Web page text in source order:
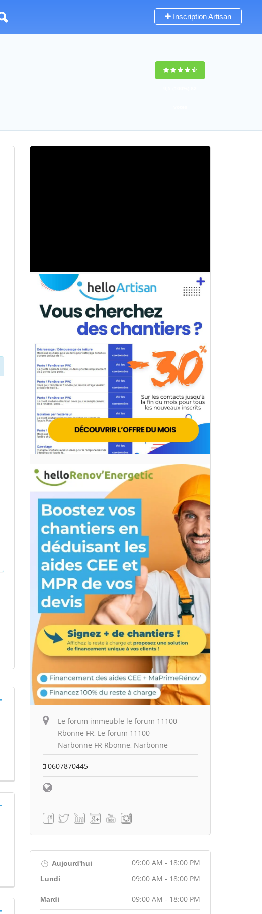
Inscription Artisan
Le forum immeuble le forum 11100
Rbonne FR, Le forum 11100
Narbonne FR Rbonne, Narbonne
0607870445
Aujourd'hui 09:00 AM - 18:00 PM
Lundi 09:00 AM - 18:00 PM
Mardi 09:00 AM - 18:00 PM